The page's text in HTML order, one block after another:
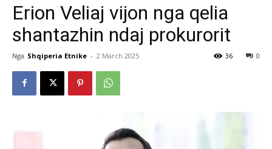
Erion Veliaj vijon nga qelia
shantazhin ndaj prokurorit
Nga Shqiperia Etnike - 2 March 2025 0
36